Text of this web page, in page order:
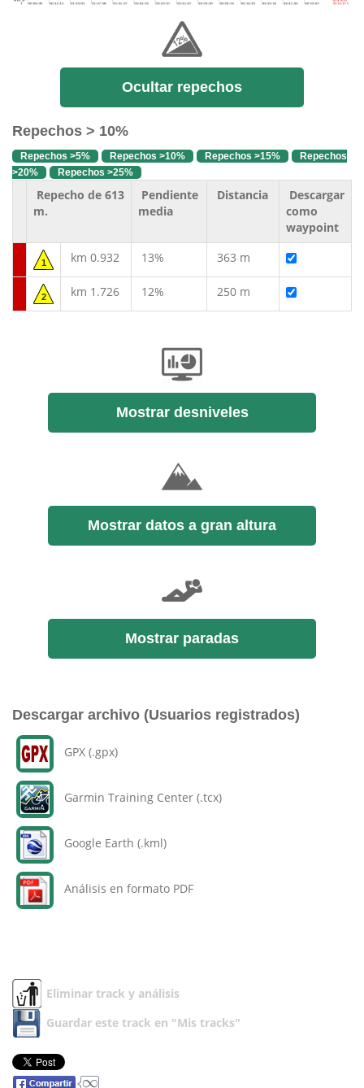
Ocultar repechos
Repechos > 10%
Repechos >5% Repechos >10% Repechos >15%
Repechos
>20%
Repechos >25%
Repecho de 613
m.
Pendiente
media
Distancia
Descargar
como
waypoint
1 km 0.932 13% 363 m
2 km 1.726 12% 250 m
Mostrar desniveles
Mostrar datos a gran altura
Mostrar paradas
Descargar archivo (Usuarios registrados)
GPX (.gpx)
Garmin Training Center (.tcx)
Google Earth (.kml)
Análisis en formato PDF
Eliminar track y análisis
Guardar este track en "Mis tracks"